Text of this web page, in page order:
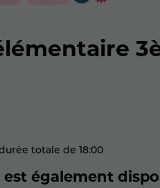
totale de 18:00
également